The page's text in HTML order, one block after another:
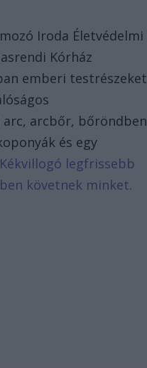
Iroda Életvédelmi
Kórház
emberi testrészeket
arcbőr, bőröndben
és egy
legfrissebb
követnek minket.